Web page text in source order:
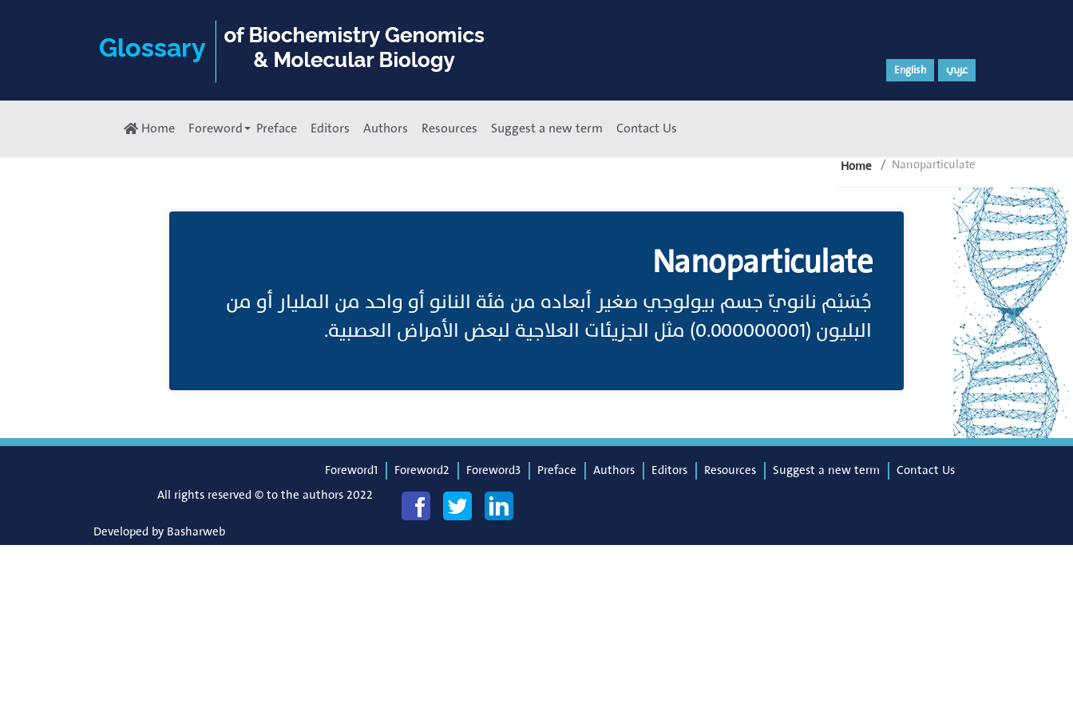
English عربي
Home Foreword Preface Editors Authors Resources Suggest a new term Contact Us
Home Nanoparticulate
Nanoparticulate
جُسَيْم نانويّ جسم بيولوجي صغير أبعاده من فئة النانو أو واحد من المليار أو من
البليون (0.000000001) مثل الجزيئات العلاجية لبعض الأمراض العصبية.
Foreword1 Foreword2 Foreword3 Preface Authors Editors Resources Suggest a new term
Contact Us
All rights reserved © to the authors 2022
Developed by Basharweb